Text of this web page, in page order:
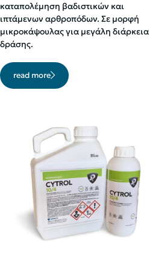
καταπολέμηση βαδιστικών και
ιπτάμενων αρθροπόδων. Σε μορφή
μικροκάψουλας για μεγάλη διάρκεια
δράσης.
read more